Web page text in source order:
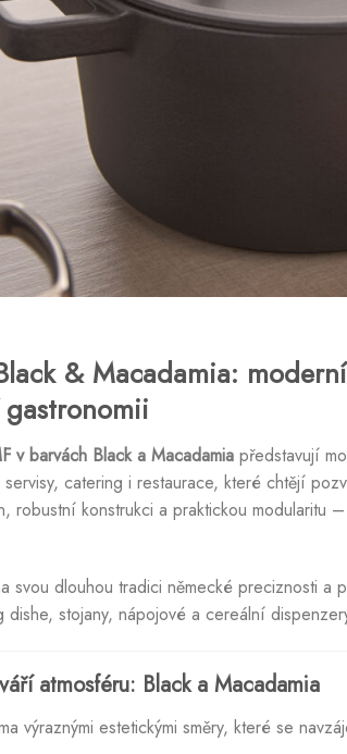
& Macadamia:
v barvách Black a Macadamia představují
catering i restaurace, které chtějí
robustní konstrukci a praktickou modularitu
svou dlouhou tradici německé preciznosti
dishe, stojany, nápojové a cereální
atmosféru: Black a Macadamia
výraznými estetickými směry, které se